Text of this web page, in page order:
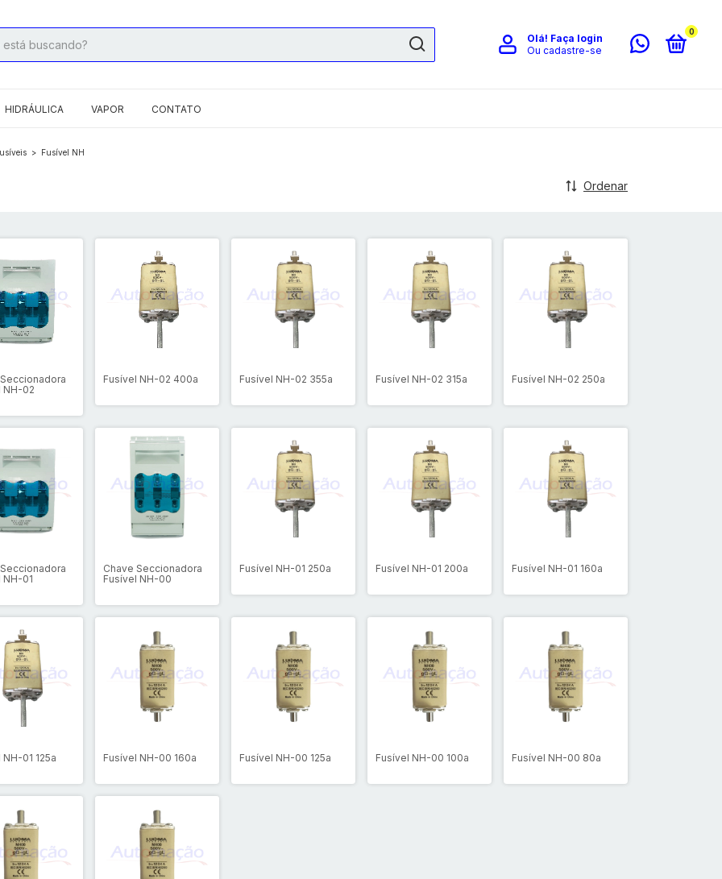
Olá! Faça login
Ou cadastre-se
0
HIDRÁULICA VAPOR CONTATO
> Fusível NH
Ordenar
NH-02
Fusível NH-02 400a Fusível NH-02 355a Fusível NH-02 315a Fusível NH-02 250a
NH-01
Chave Seccionadora
Fusível NH-00
Fusível NH-01 250a Fusível NH-01 200a Fusível NH-01 160a
01 125a Fusível NH-00 160a Fusível NH-00 125a Fusível NH-00 100a Fusível NH-00 80a